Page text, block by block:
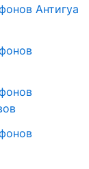
Антигуа